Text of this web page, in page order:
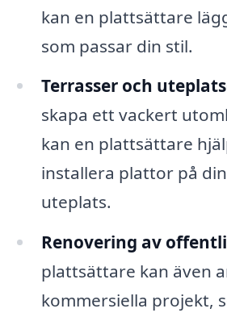
kan en plattsättare
som passar din stil.
Terrasser och
skapa ett vackert
kan en plattsättare
installera plattor på
uteplats.
Renovering av
plattsättare kan även
kommersiella projekt,